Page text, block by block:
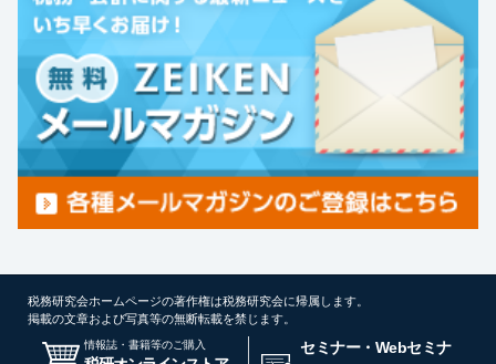
税務研究会ホームページの著作権は税務研究会に帰属します。
掲載の文章および写真等の無断転載を禁じます。
情報誌・書籍等のご購入
セミナー・Webセミナ